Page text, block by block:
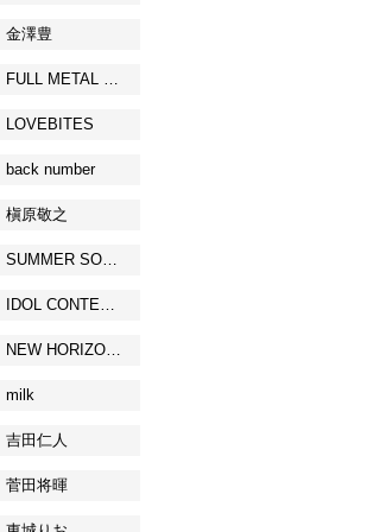
金澤豊
FULL METAL JAPAN 2026
LOVEBITES
back number
槇原敬之
SUMMER SONIC
IDOL CONTENT EXPO
NEW HORIZON FEST
milk
吉田仁人
菅田将暉